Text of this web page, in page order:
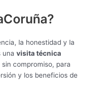
la honestidad y la
una visita técnica
compromiso, para
y los beneficios de